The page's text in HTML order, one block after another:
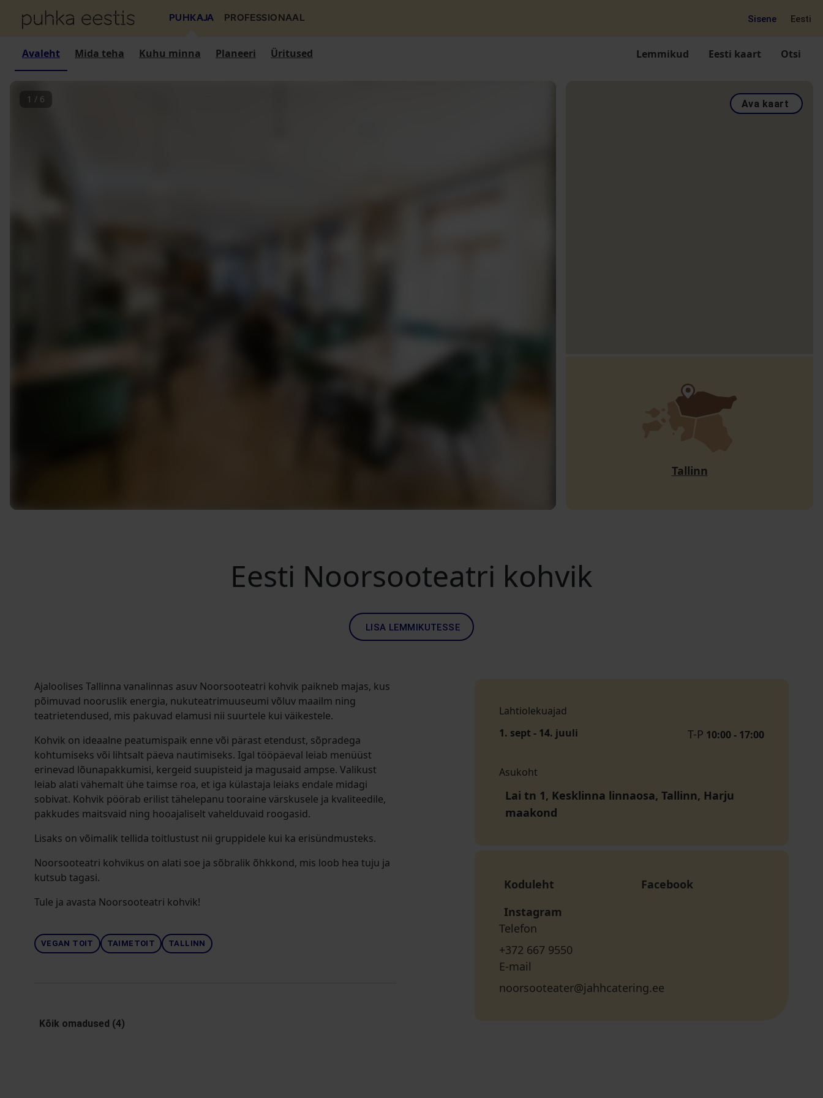
PUHKAJA PROFESSIONAAL Sisene Eesti
Avaleht Mida teha Kuhu minna Planeeri Üritused Lemmikud Eesti kaart Otsi
1 / 6 Ava kaart
Tallinn
Eesti Noorsooteatri kohvik
LISA LEMMIKUTESSE
Ajaloolises Tallinna vanalinnas asuv Noorsooteatri kohvik paikneb majas, kus
põimuvad nooruslik energia, nukuteatrimuuseumi võluv maailm ning
teatrietendused, mis pakuvad elamusi nii suurtele kui väikestele.
Kohvik on ideaalne peatumispaik enne või pärast etendust, sõpradega
kohtumiseks või lihtsalt päeva nautimiseks. Igal tööpäeval leiab menüüst
erinevad lõunapakkumisi, kergeid suupisteid ja magusaid ampse. Valikust
leiab alati vähemalt ühe taimse roa, et iga külastaja leiaks endale midagi
sobivat. Kohvik pöörab erilist tähelepanu tooraine värskusele ja kvaliteedile,
pakkudes maitsvaid ning hooajaliselt vahelduvaid roogasid.
Lisaks on võimalik tellida toitlustust nii gruppidele kui ka erisündmusteks.
Noorsooteatri kohvikus on alati soe ja sõbralik õhkkond, mis loob hea tuju ja
kutsub tagasi.
Tule ja avasta Noorsooteatri kohvik!
VEGAN TOIT TAIMETOIT TALLINN
Kõik omadused (4)
Lahtiolekuajad
1. sept - 14. juuli
T-P 10:00 - 17:00
Asukoht
Lai tn 1, Kesklinna linnaosa, Tallinn, Harju
maakond
Koduleht
Facebook
Instagram
Telefon
+372 667 9550
E-mail
noorsooteater@jahhcatering.ee